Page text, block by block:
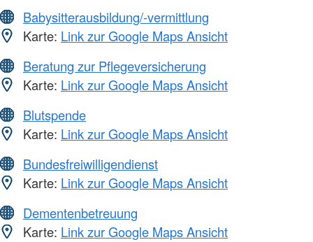
Babysitterausbildung/-vermittlung
Karte: Link zur Google Maps Ansicht
Beratung zur Pflegeversicherung
Karte: Link zur Google Maps Ansicht
Blutspende
Karte: Link zur Google Maps Ansicht
Bundesfreiwilligendienst
Karte: Link zur Google Maps Ansicht
Dementenbetreuung
Karte: Link zur Google Maps Ansicht